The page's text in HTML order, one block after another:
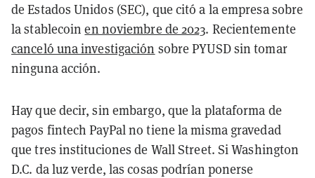
de Estados Unidos (SEC), que citó a la empresa sobre
la stablecoinen noviembre de 2023. Recientemente
canceló una investigación sobre PYUSD sin tomar
ninguna acción.
Hay que decir, sin embargo, que la plataforma de
pagos fintech PayPal no tiene la misma gravedad
que tres instituciones de Wall Street. Si Washington
D.C. da luz verde, las cosas podrían ponerse